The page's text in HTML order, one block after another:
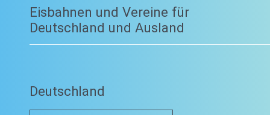
Eisbahnen und Vereine für
Deutschland und Ausland
Deutschland